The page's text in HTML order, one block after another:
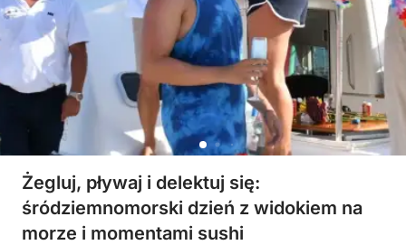
Żegluj, pływaj i delektuj się:
śródziemnomorski dzień z widokiem na
morze i momentami sushi